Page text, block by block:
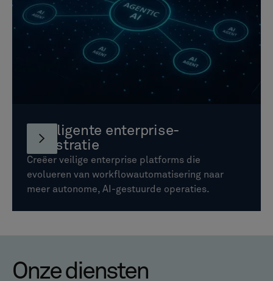
Intelligente enterprise-
orkestratie
Creëer veilige enterprise platforms die
evolueren van workflowautomatisering naar
meer autonome, AI-gestuurde operaties.
Onze diensten